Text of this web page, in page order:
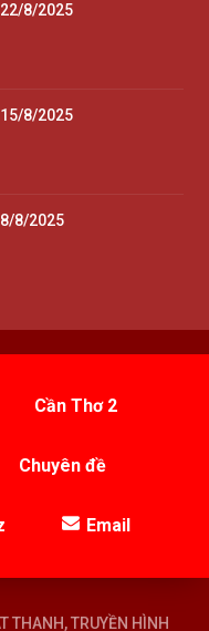
8/2025
8/2025
8/2025
Cần Thơ 2
Chuyên đề
Email
THANH, TRUYỀN HÌNH